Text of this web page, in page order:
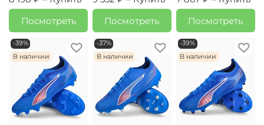
Посмотреть
Посмотреть
Посмотреть
-39%
В наличии
-37%
В наличии
-39%
В наличии